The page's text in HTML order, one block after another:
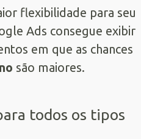
flexibilidade para seu
Ads consegue exibir
em que as chances
são maiores.
todos os tipos